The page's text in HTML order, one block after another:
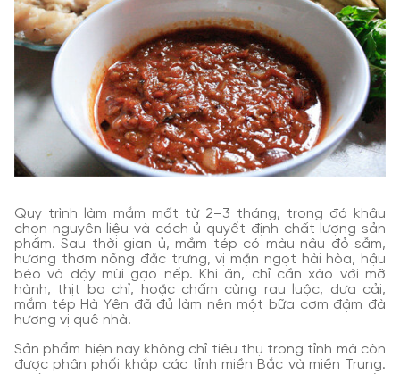
Quy trình làm mắm mất từ 2–3 tháng, trong đó khâu
chọn nguyên liệu và cách ủ quyết định chất lượng sản
phẩm. Sau thời gian ủ, mắm tép có màu nâu đỏ sẫm,
hương thơm nồng đặc trưng, vị mặn ngọt hài hòa, hậu
béo và dậy mùi gạo nếp. Khi ăn, chỉ cần xào với mỡ
hành, thịt ba chỉ, hoặc chấm cùng rau luộc, dưa cải,
mắm tép Hà Yên đã đủ làm nên một bữa cơm đậm đà
hương vị quê nhà.
Sản phẩm hiện nay không chỉ tiêu thụ trong tỉnh mà còn
được phân phối khắp các tỉnh miền Bắc và miền Trung.